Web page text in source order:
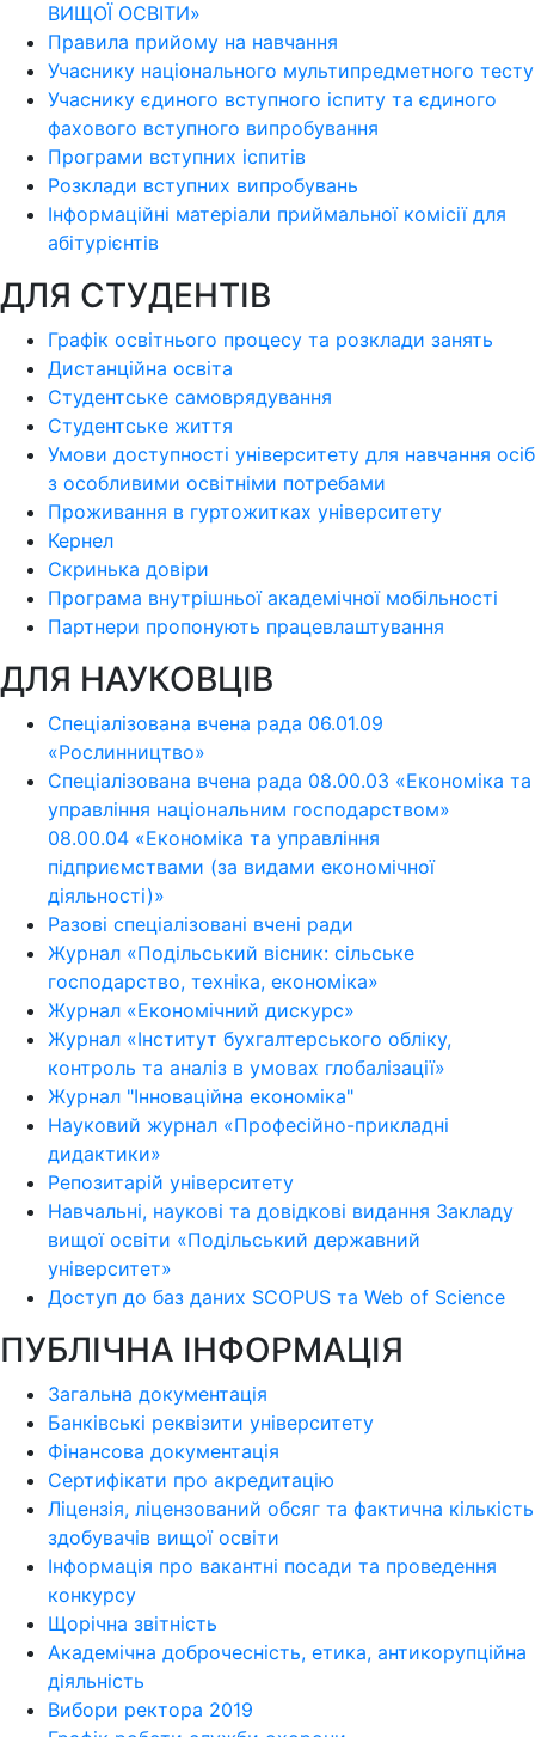
ВИЩОЇ ОСВІТИ»
Правила прийому на навчання
Учаснику національного мультипредметного тесту
Учаснику єдиного вступного іспиту та єдиного
фахового вступного випробування
Програми вступних іспитів
Розклади вступних випробувань
Інформаційні матеріали приймальної комісії для
абітурієнтів
ДЛЯ СТУДЕНТІВ
Графік освітнього процесу та розклади занять
Дистанційна освіта
Студентське самоврядування
Студентське життя
Умови доступності університету для навчання осіб
з особливими освітніми потребами
Проживання в гуртожитках університету
Кернел
Скринька довіри
Програма внутрішньої академічної мобільності
Партнери пропонують працевлаштування
ДЛЯ НАУКОВЦІВ
Спеціалізована вчена рада 06.01.09
«Рослинництво»
Спеціалізована вчена рада 08.00.03 «Економіка та
управління національним господарством»
08.00.04 «Економіка та управління
підприємствами (за видами економічної
діяльності)»
Разові спеціалізовані вчені ради
Журнал «Подільський вісник: сільське
господарство, техніка, економіка»
Журнал «Економічний дискурс»
Журнал «Інститут бухгалтерського обліку,
контроль та аналіз в умовах глобалізації»
Журнал "Інноваційна економіка"
Науковий журнал «Професійно-прикладні
дидактики»
Репозитарій університету
Навчальні, наукові та довідкові видання Закладу
вищої освіти «Подільський державний
університет»
Доступ до баз даних SCOPUS та Web of Science
ПУБЛІЧНА ІНФОРМАЦІЯ
Загальна документація
Банківські реквізити університету
Фінансова документація
Сертифікати про акредитацію
Ліцензія, ліцензований обсяг та фактична кількість
здобувачів вищої освіти
Інформація про вакантні посади та проведення
конкурсу
Щорічна звітність
Академічна доброчесність, етика, антикорупційна
діяльність
Вибори ректора 2019